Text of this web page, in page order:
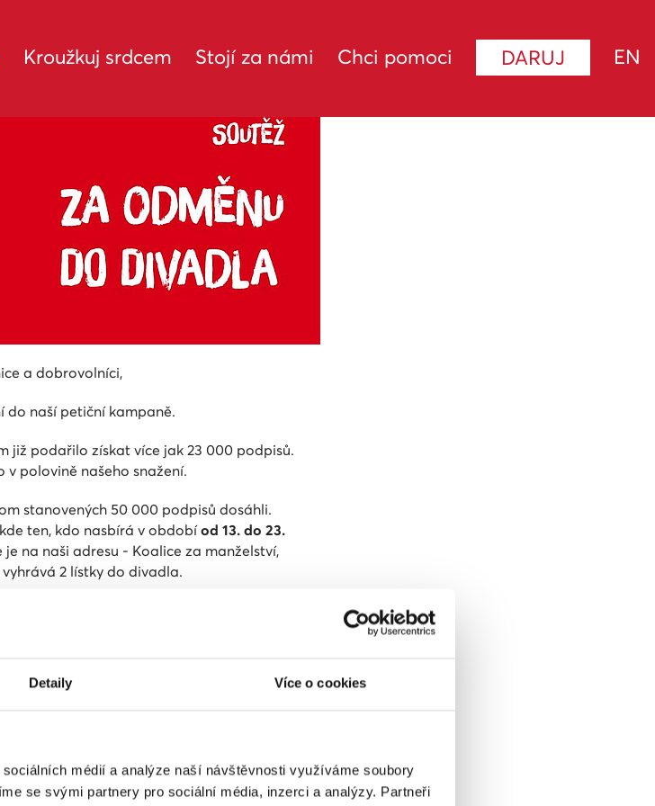
Detaily Více o cookies
médií a analýze naší návštěvnosti využíváme soubory
se svými partnery pro sociální média, inzerci a analýzy. Partneři
Kroužkuj srdcem Stojí za námi Chci pomoci DARUJ EN
a dobrovolníci,
do naší petiční kampaně.
již podařilo získat více jak 23 000 podpisů.
v polovině našeho snažení.
stanovených 50 000 podpisů dosáhli.
ten, kdo nasbírá v obdobíod 13. do 23.
je na naši adresu - Koalice za manželství,
vyhrává 2 lístky do divadla.
24. 3. 2018
2016. V pondělí9. 4.to bude hra
roli. Obě představení začínají v 19.30